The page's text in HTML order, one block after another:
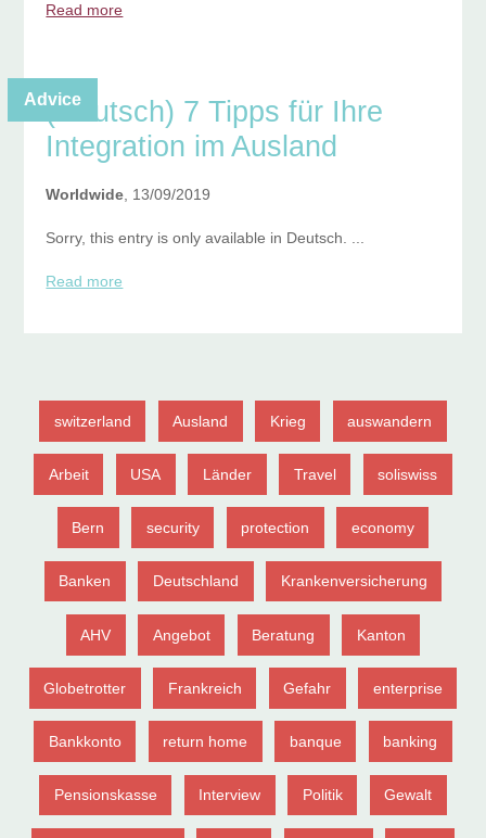
Read more
Advice
(Deutsch) 7 Tipps für Ihre
Integration im Ausland
Worldwide , 13/09/2019
Sorry, this entry is only available in Deutsch. ...
Read more
switzerland Ausland Krieg auswandern
Arbeit USA Länder Travel soliswiss
Bern security protection economy
Banken Deutschland Krankenversicherung
AHV Angebot Beratung Kanton
Globetrotter Frankreich Gefahr enterprise
Bankkonto return home banque banking
Pensionskasse Interview Politik Gewalt